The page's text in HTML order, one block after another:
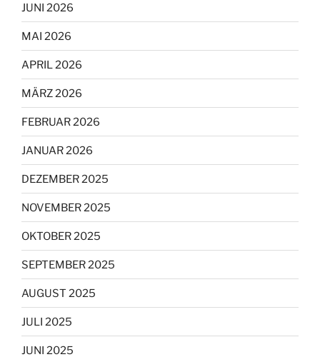
JUNI 2026
MAI 2026
APRIL 2026
MÄRZ 2026
FEBRUAR 2026
JANUAR 2026
DEZEMBER 2025
NOVEMBER 2025
OKTOBER 2025
SEPTEMBER 2025
AUGUST 2025
JULI 2025
JUNI 2025